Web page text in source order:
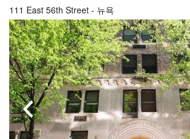
111 East 56th Street - 뉴욕
이전으로